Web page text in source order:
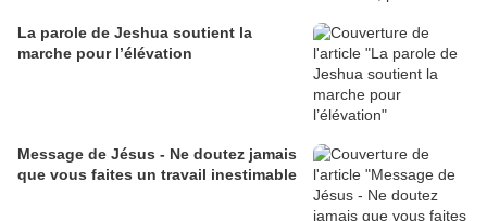
La parole de Jeshua soutient la
marche pour l’élévation
Message de Jésus - Ne doutez jamais
que vous faites un travail inestimable